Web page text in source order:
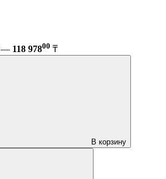
— 118 97800 ₸
В корзину